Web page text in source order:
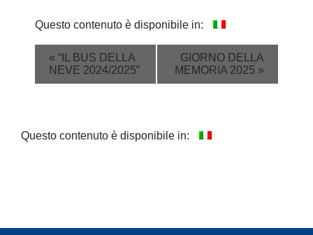
Questo contenuto è disponibile in:
Event
Navigation
« “IL BUS DELLA
NEVE 2024/2025”
GIORNO DELLA
MEMORIA 2025 »
Questo contenuto è disponibile in: